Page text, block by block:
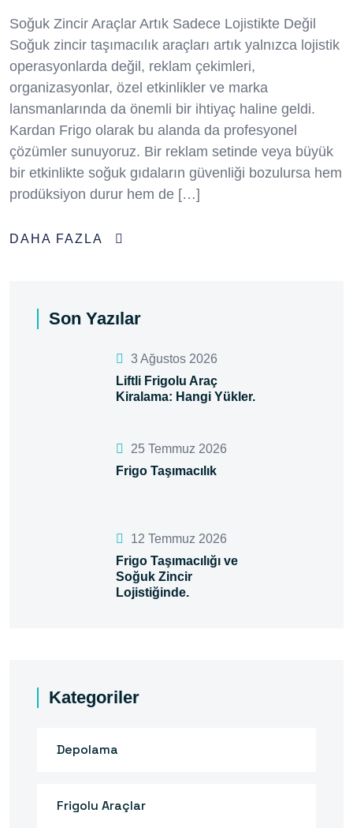
Soğuk Zincir Araçlar Artık Sadece Lojistikte Değil
Soğuk zincir taşımacılık araçları artık yalnızca lojistik
operasyonlarda değil, reklam çekimleri,
organizasyonlar, özel etkinlikler ve marka
lansmanlarında da önemli bir ihtiyaç haline geldi.
Kardan Frigo olarak bu alanda da profesyonel
çözümler sunuyoruz. Bir reklam setinde veya büyük
bir etkinlikte soğuk gıdaların güvenliği bozulursa hem
prodüksiyon durur hem de […]
DAHA FAZLA
Son Yazılar
3 Ağustos 2026
Liftli Frigolu Araç
Kiralama: Hangi Yükler.
25 Temmuz 2026
Frigo Taşımacılık
12 Temmuz 2026
Frigo Taşımacılığı ve
Soğuk Zincir
Lojistiğinde.
Kategoriler
Depolama
Frigolu Araçlar